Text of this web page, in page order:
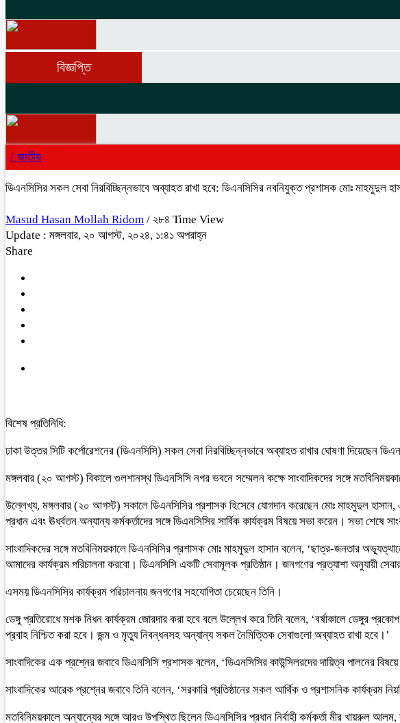
বিজ্ঞপ্তি
/ জাতীয়
ডিএনসিসির সকল সেবা নিরবিচ্ছিন্নভাবে অব্যাহত রাখা হবে: ডিএনসিসির নবনিযুক্ত প্রশাসক মোঃ মাহমুদুল
Masud Hasan Mollah Ridom / ২৮৪ Time View
Update : মঙ্গলবার, ২০ আগস্ট, ২০২৪, ১:৪১ অপরাহ্ন
Share
বিশেষ প্রতিনিধি:
ঢাকা উত্তর সিটি কর্পোরেশনের (ডিএনসিসি) সকল সেবা নিরবিচ্ছিন্নভাবে অব্যাহত রাখার ঘোষণা দিয়েছেন
মঙ্গলবার (২০ আগস্ট) বিকালে গুলশানস্থ ডিএনসিসি নগর ভবনে সম্মেলন কক্ষে সাংবাদিকদের সঙ্গে
উল্লেখ্য, মঙ্গলবার (২০ আগস্ট) সকালে ডিএনসিসির প্রশাসক হিসেবে যোগদান করেছেন মোঃ মাহমুদুল
প্রধান এবং ঊর্ধ্বতন অন্যান্য কর্মকর্তাদের সঙ্গে ডিএনসিসির সার্বিক কার্যক্রম বিষয়ে সভা করেন। সভা শেষে
সাংবাদিকদের সঙ্গে মতবিনিময়কালে ডিএনসিসির প্রশাসক মোঃ মাহমুদুল হাসান বলেন, ‘ছাত্র-জনতার
আমাদের কার্যক্রম পরিচালনা করবো। ডিএনসিসি একটি সেবামূলক প্রতিষ্ঠান। জনগণের প্রত্যাশা অনুযায়ী
এসময় ডিএনসিসির কার্যক্রম পরিচালনায় জনগণের সহযোগিতা চেয়েছেন তিনি।
ডেঙ্গু প্রতিরোধে মশক নিধন কার্যক্রম জোরদার করা হবে বলে উল্লেখ করে তিনি বলেন, ‘বর্ষাকালে ডেঙ্গুর
প্রবাহ নিশ্চিত করা হবে। জন্ম ও মৃত্যু নিবন্ধনসহ অন্যান্য সকল নৈমিত্তিক সেবাগুলো অব্যাহত রাখা হবে।’
সাংবাদিকের এক প্রশ্নের জবাবে ডিএনসিসি প্রশাসক বলেন, ‘ডিএনসিসির কাউন্সিলরদের দায়িত্ব পালনের
সাংবাদিকের আরেক প্রশ্নের জবাবে তিনি বলেন, ‘সরকারি প্রতিষ্ঠানের সকল আর্থিক ও প্রশাসনিক কার্যক্রম
মতবিনিময়কালে অন্যান্যের সঙ্গে আরও উপস্থিত ছিলেন ডিএনসিসির প্রধান নির্বাহী কর্মকর্তা মীর খায়রুল